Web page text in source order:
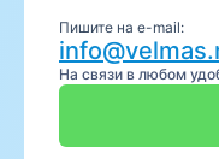
Пишите на e-mail:
На связи в любом